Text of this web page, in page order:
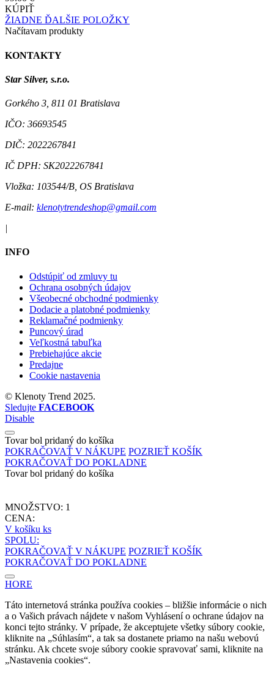
KÚPIŤ
ŽIADNE ĎALŠIE POLOŽKY
Načítavam produkty
KONTAKTY
Star Silver, s.r.o.
Gorkého 3, 811 01 Bratislava
IČO: 36693545
DIČ: 2022267841
IČ DPH: SK2022267841
Vložka: 103544/B, OS Bratislava
E-mail: klenotytrendeshop@gmail.com
|
INFO
Odstúpiť od zmluvy tu
Ochrana osobných údajov
Všeobecné obchodné podmienky
Dodacie a platobné podmienky
Reklamačné podmienky
Puncový úrad
Veľkostná tabuľka
Prebiehajúce akcie
Predajne
Cookie nastavenia
© Klenoty Trend 2025.
Sledujte FACEBOOK
Disable
Tovar bol pridaný do košíka
POKRAČOVAŤ V NÁKUPE POZRIEŤ KOŠÍK
POKRAČOVAŤ DO POKLADNE
Tovar bol pridaný do košíka
MNOŽSTVO: 1
CENA:
V košíku ks
SPOLU:
POKRAČOVAŤ V NÁKUPE POZRIEŤ KOŠÍK
POKRAČOVAŤ DO POKLADNE
HORE
Táto internetová stránka používa cookies – bližšie informácie o nich
a o Vašich právach nájdete v našom Vyhlásení o ochrane údajov na
konci tejto stránky. V prípade, že akceptujete všetky súbory cookie,
kliknite na „Súhlasím“, a tak sa dostanete priamo na našu webovú
stránku. Ak chcete svoje súbory cookie spravovať sami, kliknite na
„Nastavenia cookies“.